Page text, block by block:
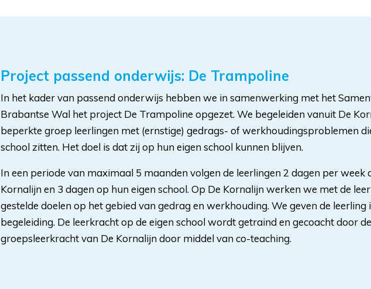
Project passend onderwijs: De Trampoline
In het kader van passend onderwijs hebben we in samenwerking met het
Brabantse Wal het project De Trampoline opgezet. We begeleiden vanuit De
beperkte groep leerlingen met (ernstige) gedrags- of werkhoudingsproblemen
school zitten. Het doel is dat zij op hun eigen school kunnen blijven.
In een periode van maximaal 5 maanden volgen de leerlingen 2 dagen per week
Kornalijn en 3 dagen op hun eigen school. Op De Kornalijn werken we met de
gestelde doelen op het gebied van gedrag en werkhouding. We geven de leerling
begeleiding. De leerkracht op de eigen school wordt getraind en gecoacht door de
groepsleerkracht van De Kornalijn door middel van co-teaching.